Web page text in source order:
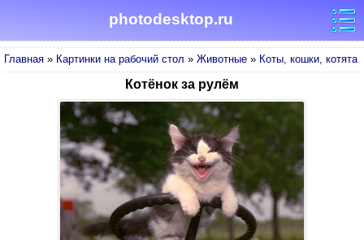
photodesktop.ru
Главная » Картинки на рабочий стол » Животные » Коты, кошки, котята
Котёнок за рулём